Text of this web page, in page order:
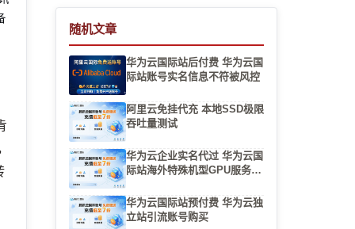
随机文章
华为云国际站后付费 华为云国
际站账号实名信息不符被风控
阿里云免挂代充 本地SSD极限
吞吐量测试
华为云企业实名代过 华为云国
际站海外特殊机型GPU服务器
华为云国际站预付费 华为云独
立站引流账号购买